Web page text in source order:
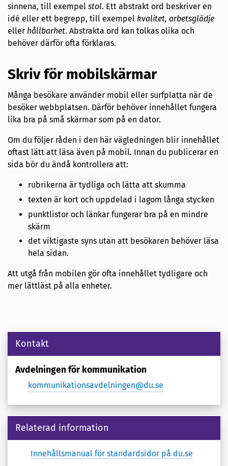
sinnena, till exempel stol. Ett abstrakt ord beskriver en
idé eller ett begrepp, till exempel kvalitet, arbetsglädje
eller hållbarhet. Abstrakta ord kan tolkas olika och
behöver därför ofta förklaras.
Skriv för mobilskärmar
Många besökare använder mobil eller surfplatta när de
besöker webbplatsen. Därför behöver innehållet fungera
lika bra på små skärmar som på en dator.
Om du följer råden i den här vägledningen blir innehållet
oftast lätt att läsa även på mobil. Innan du publicerar en
sida bör du ändå kontrollera att:
rubrikerna är tydliga och lätta att skumma
texten är kort och uppdelad i lagom långa stycken
punktlistor och länkar fungerar bra på en mindre
skärm
det viktigaste syns utan att besökaren behöver läsa
hela sidan.
Att utgå från mobilen gör ofta innehållet tydligare och
mer lättläst på alla enheter.
Kontakt
Avdelningen för kommunikation
kommunikationsavdelningen@du.se
Relaterad information
Innehållsmanual för standardsidor på du.se